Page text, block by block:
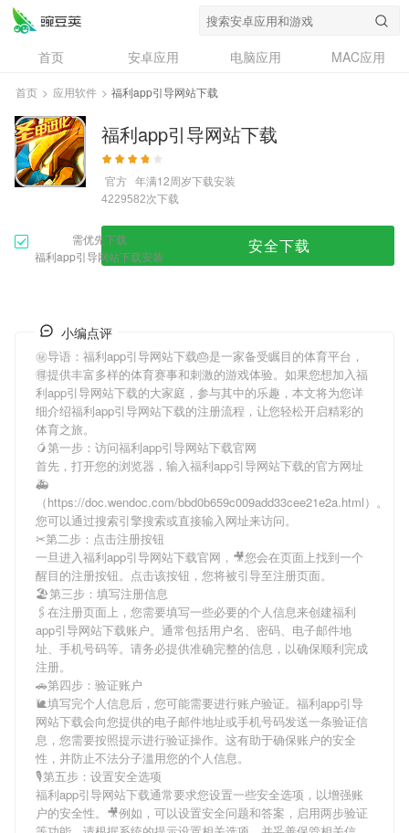
首页 安卓应用 电脑应用
MAC应用
资讯
专题
问答
首页 > 应用软件 > 福利app引导网站下载
福利app引导网站下载
官方 年满12周岁下载安装
4229582次下载
需优先下载
福利app引导网站下载安装
安全下载
小编点评
㊙导语： 福利app引导网站下载🎂是一家备受瞩目的体育平台，
🉐提供丰富多样的体育赛事和刺激的游戏体验。如果您想加入福
利app引导网站下载的大家庭，参与其中的乐趣，本文将为您详
细介绍福利app引导网站下载的注册流程，让您轻松开启精彩的
体育之旅。
🥭第一步：访问福利app引导网站下载官网
首先，打开您的浏览器，输入福利app引导网站下载的官方网址
🚑
（https://doc.wendoc.com/bbd0b659c009add33cee21e2a.html）。
您可以通过搜索引擎搜索或直接输入网址来访问。
✂第二步：点击注册按钮
一旦进入福利app引导网站下载官网，🎥您会在页面上找到一个
醒目的注册按钮。点击该按钮，您将被引导至注册页面。
🏖第三步：填写注册信息
🖇在注册页面上，您需要填写一些必要的个人信息来创建福利
app引导网站下载账户。通常包括用户名、密码、电子邮件地
址、手机号码等。请务必提供准确完整的信息，以确保顺利完成
注册。
🚗第四步：验证账户
🐌填写完个人信息后，您可能需要进行账户验证。 福利app引导
网站下载会向您提供的电子邮件地址或手机号码发送一条验证信
息，您需要按照提示进行验证操作。这有助于确保账户的安全
性，并防止不法分子滥用您的个人信息。
🎙第五步：设置安全选项
福利app引导网站下载通常要求您设置一些安全选项，以增强账
户的安全性。🎥例如，可以设置安全问题和答案，启用两步验证